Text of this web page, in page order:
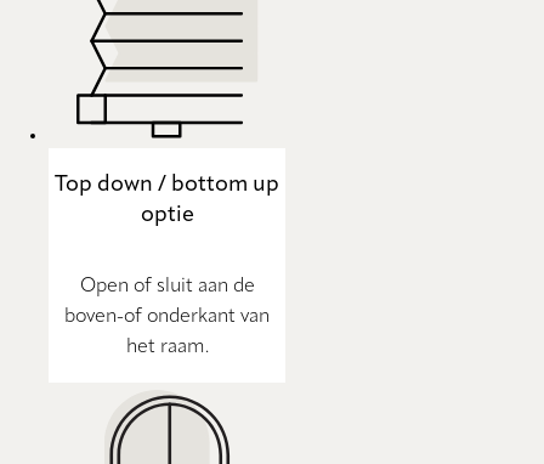
Top down / bottom up
optie
Open of sluit aan de
boven-of onderkant van
het raam.